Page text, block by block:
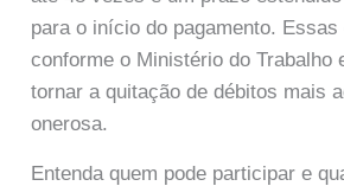
para o início do pagamento. Essas
conforme o Ministério do Trabalho
tornar a quitação de débitos mais
onerosa.
Entenda quem pode participar e